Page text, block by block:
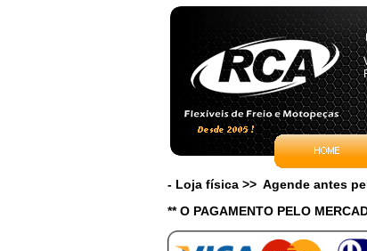
- Loja física >> Agende antes
** O PAGAMENTO PELO